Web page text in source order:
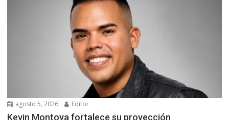
agosto 5, 2026 Editor
Kevin Montoya fortalece su proyección